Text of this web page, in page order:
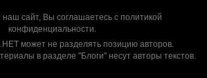
наш сайт, Вы соглашаетесь с политикой
конфиденциальности.
может не разделять позицию авторов.
в разделе "Блоги" несут авторы текстов.